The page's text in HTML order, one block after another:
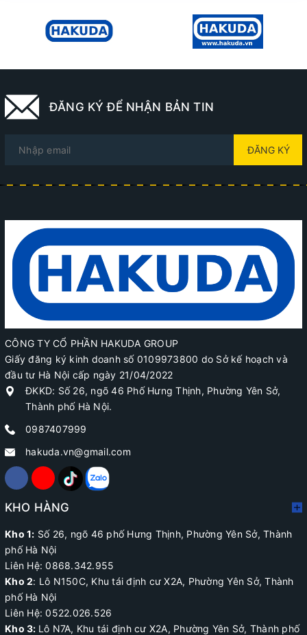
ĐĂNG KÝ ĐỂ NHẬN BẢN TIN
ĐĂNG KÝ
CÔNG TY CỔ PHẦN HAKUDA GROUP
Giấy đăng ký kinh doanh số 0109973800 do Sở kế hoạch và
đầu tư Hà Nội cấp ngày 21/04/2022
ĐKKD: Số 26, ngõ 46 Phố Hưng Thịnh, Phường Yên Sở,
Thành phố Hà Nội.
0987407999
hakuda.vn@gmail.com
KHO HÀNG
Kho 1: Số 26, ngõ 46 phố Hưng Thịnh, Phường Yên Sở, Thành
phố Hà Nội
Liên Hệ: 0868.342.955
Kho 2: Lô N150C, Khu tái định cư X2A, Phường Yên Sở, Thành
phố Hà Nội
Liên Hệ:0522.026.526
Kho 3: Lô N7A, Khu tái định cư X2A, Phường Yên Sở, Thành phố